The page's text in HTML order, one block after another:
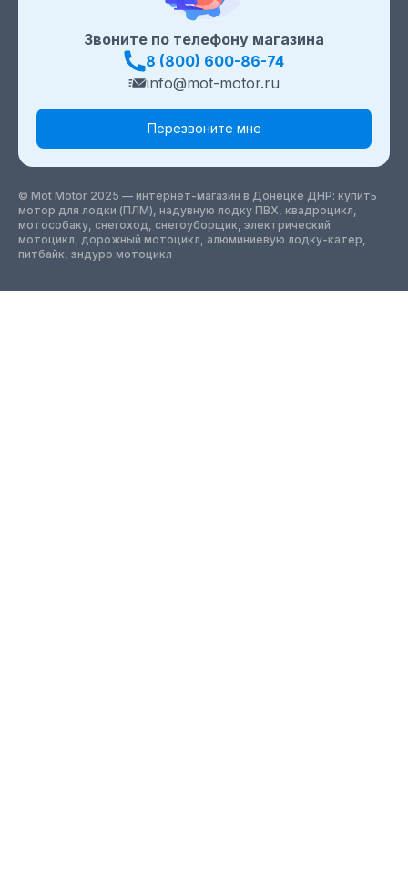
Звоните по телефону магазина
8 (800) 600-86-74
info@mot-motor.ru
Перезвоните мне
© Mot Motor 2025 — интернет-магазин в Донецке ДНР: купить
мотор для лодки (ПЛМ), надувную лодку ПВХ, квадроцикл,
мотособаку, снегоход, снегоуборщик, электрический
мотоцикл, дорожный мотоцикл, алюминиевую лодку-катер,
питбайк, эндуро мотоцикл